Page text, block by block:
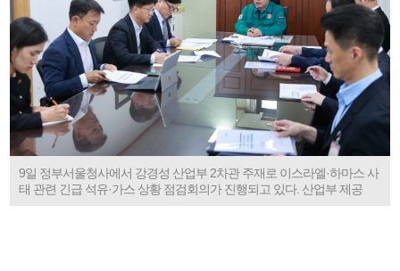
9일 정부서울청사에서 강경성 산업부 2차관 주재로 이스라엘·하마스 사
태 관련 긴급 석유·가스 상황 점검회의가 진행되고 있다. 산업부 제공